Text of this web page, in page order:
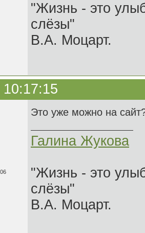
"Жизнь - это
слёзы"
В.А. Моцарт.
Это уже можно на
Галина Жукова
"Жизнь - это
слёзы"
В.А. Моцарт.